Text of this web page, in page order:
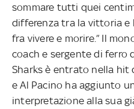
sommare tutti quei
differenza tra la vittoria e
fra vivere e morire.” Il
coach e sergente di ferro
Sharks è entrato nella hit
e Al Pacino ha aggiunto
interpretazione alla sua